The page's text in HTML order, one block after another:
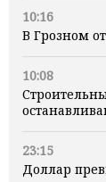
10:16
В Грозном
10:08
23:15
Доллар